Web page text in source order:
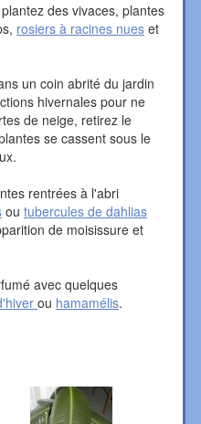
des vivaces, plantes
rosiers à racines nues et
un coin abrité du jardin
hivernales pour ne
de neige, retirez le
se cassent sous le
rentrées à l'abri
ou tubercules de dahlias
de moisissure et
avec quelques
ou hamamélis.